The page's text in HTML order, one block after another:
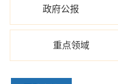
政府公报
重点领域